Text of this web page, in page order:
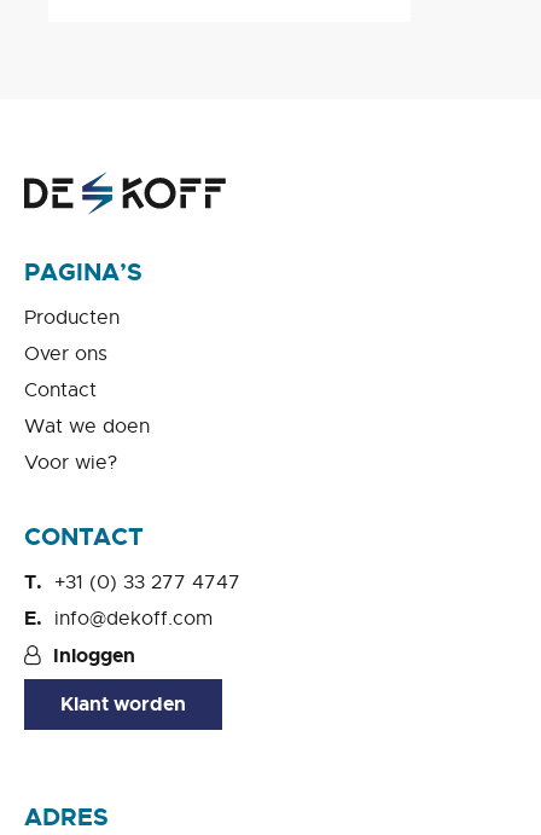
PAGINA’S
Producten
Over ons
Contact
Wat we doen
Voor wie?
CONTACT
+31 (0) 33 277 4747
info@dekoff.com
Inloggen
Klant worden
ADRES